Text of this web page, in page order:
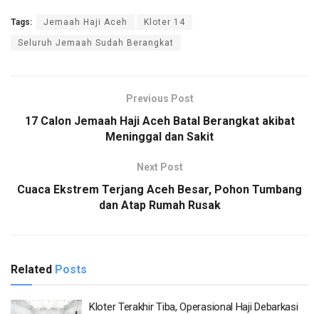
Tags: Jemaah Haji Aceh Kloter 14
Seluruh Jemaah Sudah Berangkat
Previous Post
17 Calon Jemaah Haji Aceh Batal Berangkat akibat
Meninggal dan Sakit
Next Post
Cuaca Ekstrem Terjang Aceh Besar, Pohon Tumbang
dan Atap Rumah Rusak
Related Posts
Kloter Terakhir Tiba, Operasional Haji Debarkasi